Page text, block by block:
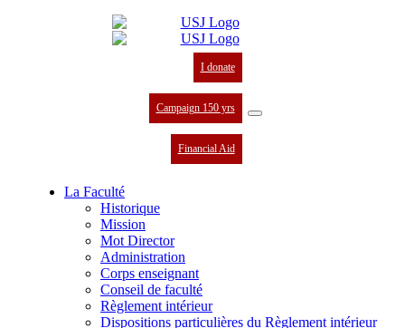
I donate
Campaign 150 yrs
Financial Aid
La Faculté
Historique
Mission
Mot Director
Administration
Corps enseignant
Conseil de faculté
Règlement intérieur
Dispositions particulières du Règlement intérieur